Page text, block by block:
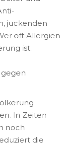
juckenden
oft Allergien
ist.
In Zeiten
noch
die